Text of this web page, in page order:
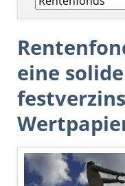
überspringen
eine